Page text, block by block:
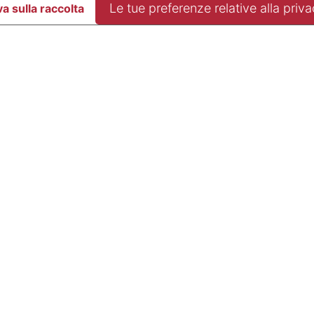
sulla raccolta Le tue preferenze relative alla